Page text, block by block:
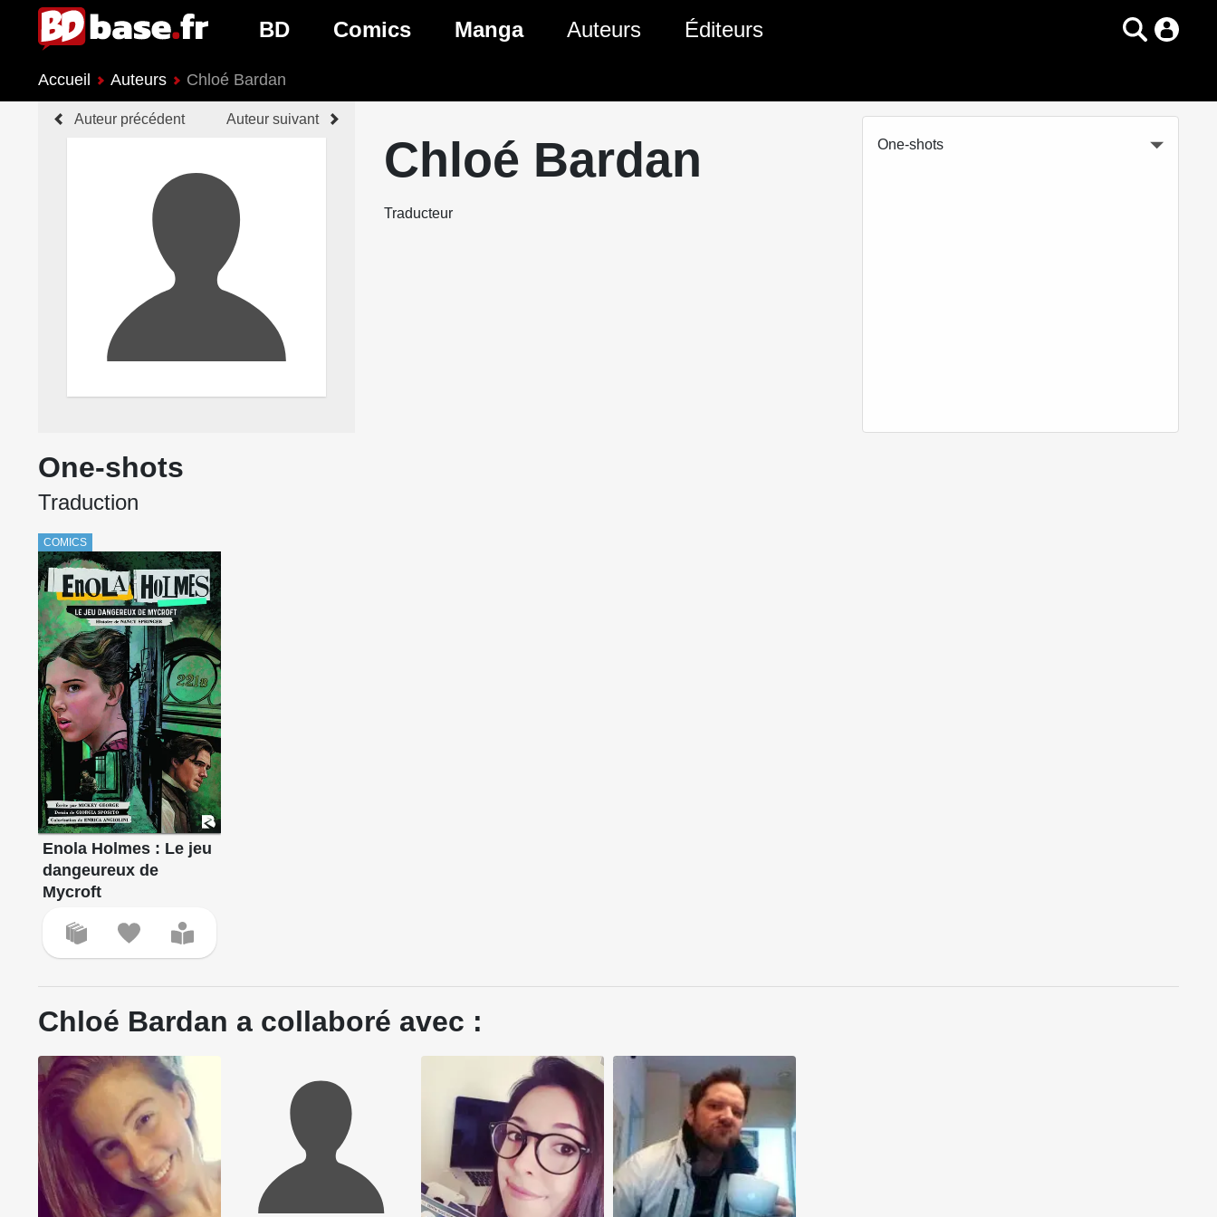
BD
Nouveautés BD
Prochaines sorties BD
Comics
Genres Comics
Manga
Genres Manga
Auteurs Éditeurs
Accueil Auteurs Chloé Bardan
Auteur précédent Auteur suivant
Chloé Bardan
Traducteur
One-shots
One-shots
Traduction
COMICS
Enola Holmes : Le jeu
dangeureux de
Mycroft
Chloé Bardan a collaboré avec :